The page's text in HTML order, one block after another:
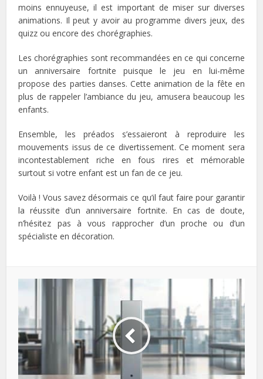
moins ennuyeuse, il est important de miser sur diverses
animations. Il peut y avoir au programme divers jeux, des
quizz ou encore des chorégraphies.
Les chorégraphies sont recommandées en ce qui concerne
un anniversaire fortnite puisque le jeu en lui-même
propose des parties danses. Cette animation de la fête en
plus de rappeler l’ambiance du jeu, amusera beaucoup les
enfants.
Ensemble, les préados s’essaieront à reproduire les
mouvements issus de ce divertissement. Ce moment sera
incontestablement riche en fous rires et mémorable
surtout si votre enfant est un fan de ce jeu.
Voilà ! Vous savez désormais ce qu’il faut faire pour garantir
la réussite d’un anniversaire fortnite. En cas de doute,
n’hésitez pas à vous rapprocher d’un proche ou d’un
spécialiste en décoration.